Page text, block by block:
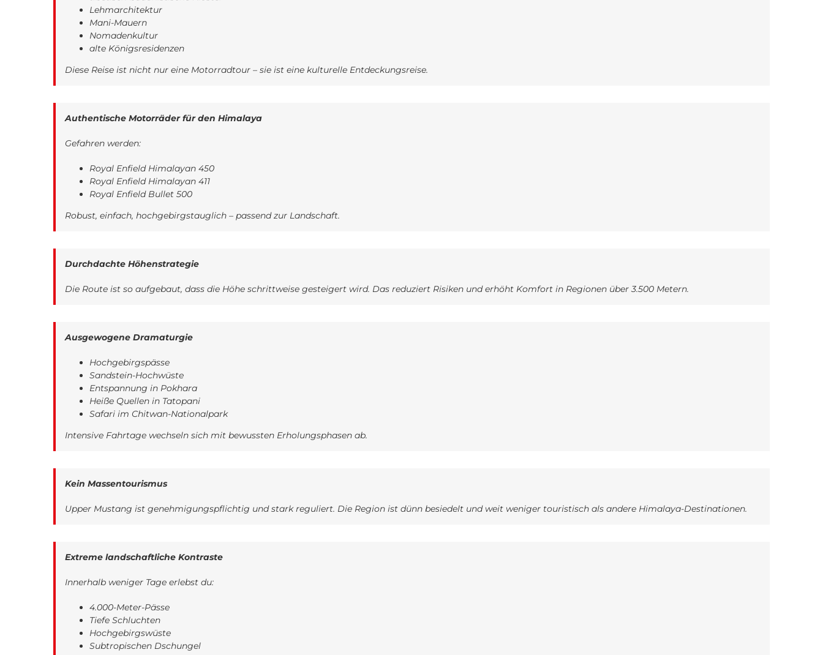
Lehmarchitektur
Mani-Mauern
Nomadenkultur
alte Königsresidenzen
Diese Reise ist nicht nur eine Motorradtour – sie ist eine kulturelle Entdeckungsreise.
Authentische Motorräder für den Himalaya
Gefahren werden:
Royal Enfield Himalayan 450
Royal Enfield Himalayan 411
Royal Enfield Bullet 500
Robust, einfach, hochgebirgstauglich – passend zur Landschaft.
Durchdachte Höhenstrategie
Die Route ist so aufgebaut, dass die Höhe schrittweise gesteigert wird. Das reduziert Risiken und erhöht Komfort in Regionen über 3.500 Metern.
Ausgewogene Dramaturgie
Hochgebirgspässe
Sandstein-Hochwüste
Entspannung in Pokhara
Heiße Quellen in Tatopani
Safari im Chitwan-Nationalpark
Intensive Fahrtage wechseln sich mit bewussten Erholungsphasen ab.
Kein Massentourismus
Upper Mustang ist genehmigungspflichtig und stark reguliert. Die Region ist dünn besiedelt und weit weniger touristisch als andere Himalaya-Destinationen.
Extreme landschaftliche Kontraste
Innerhalb weniger Tage erlebst du:
4.000-Meter-Pässe
Tiefe Schluchten
Hochgebirgswüste
Subtropischen Dschungel